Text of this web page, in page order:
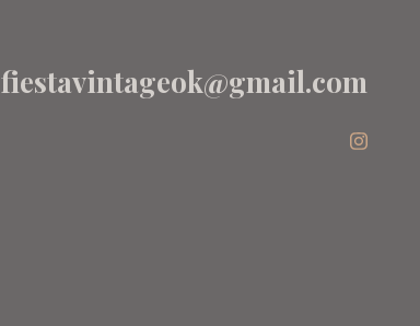
fiestavintageok@gmail.com